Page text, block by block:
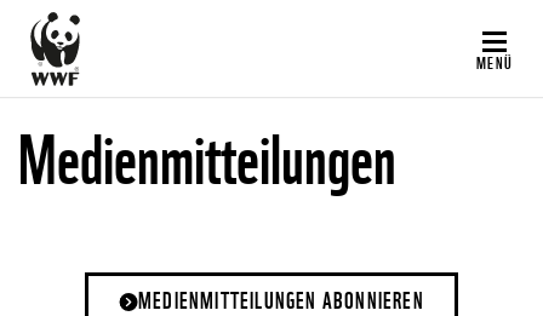
Direkt
zum
Inhalt
MENÜ
Medienmitteilungen
MEDIENMITTEILUNGEN ABONNIEREN